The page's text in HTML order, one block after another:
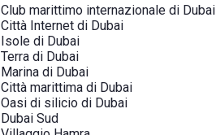
Club marittimo internazionale di Dubai
Città Internet di Dubai
Isole di Dubai
Terra di Dubai
Marina di Dubai
Città marittima di Dubai
Oasi di silicio di Dubai
Dubai Sud